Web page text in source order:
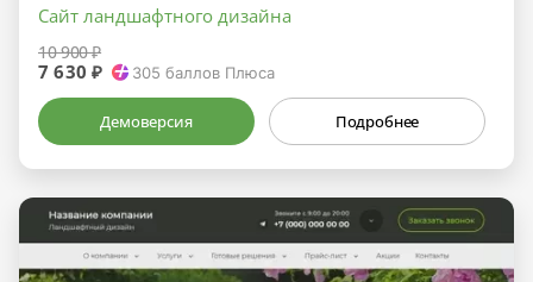
Сайт ландшафтного дизайна
10 900 ₽
7 630 ₽ 305 баллов Плюса
Демоверсия Подробнее